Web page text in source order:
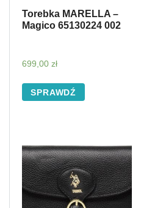
Torebka MARELLA –
Magico 65130224 002
699,00 zł
SPRAWDŹ